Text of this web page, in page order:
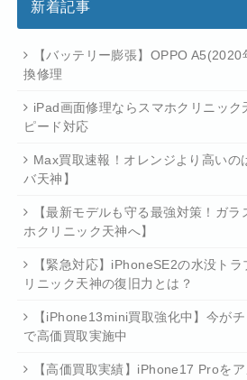
新着記事
【バッテリー膨張】OPPO
換修理
iPad画面修理ならスマホクリニック
ピード対応
Max買取速報！オレンジより高いの
バ天神】
【最新モデルも守る最強対策！ガ
ホクリニック天神へ】
【緊急対応】iPhoneSE2の水没ト
リニック天神の復旧力とは？
【iPhone13mini買取強化中】今が
で高価買取実施中
【高価買取実績】iPhone17 Proを